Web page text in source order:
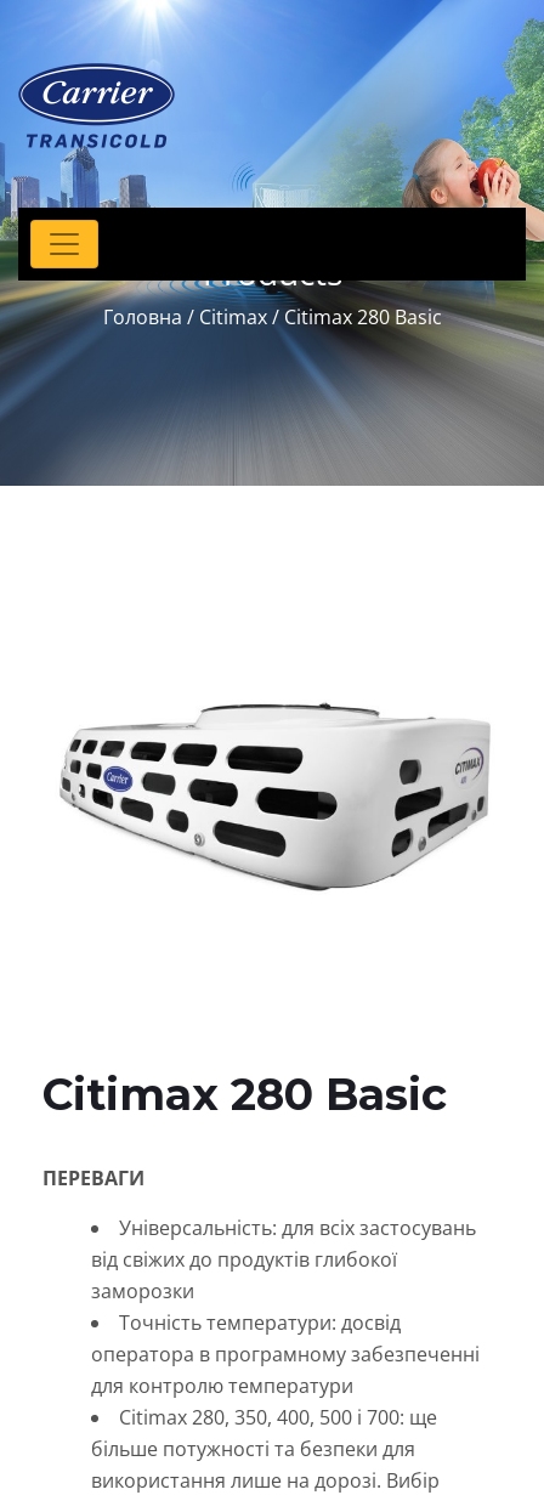
Products
Головна / Citimax/ Citimax 280 Basic
Citimax 280 Basic
ПЕРЕВАГИ
Універсальність: для всіх застосувань
від свіжих до продуктів глибокої
заморозки
Точність температури: досвід
оператора в програмному забезпеченні
для контролю температури
Citimax 280, 350, 400, 500 і 700: ще
більше потужності та безпеки для
використання лише на дорозі. Вибір